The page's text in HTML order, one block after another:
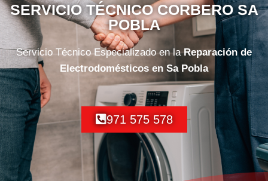
SERVICIO TÉCNICO CORBERO SA
POBLA
Servicio Técnico Especializado en laReparación de
Electrodomésticos en Sa Pobla
971 575 578